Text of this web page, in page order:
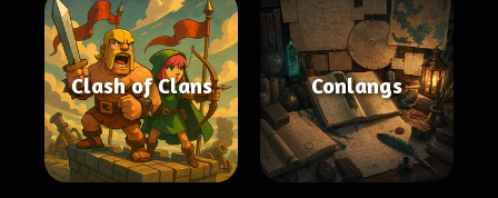
Clash of Clans Conlangs